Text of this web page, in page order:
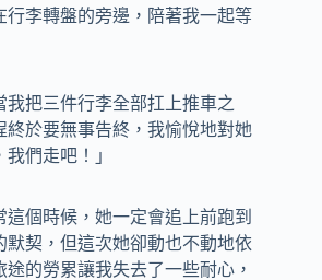
行李轉盤的旁邊，陪著我一起等
把三件行李全部扛上推車之
終於要無事告終，我愉悅地對她
們走吧！」
個時候，她一定會追上前跑到
默契，但這次她卻動也不動地依
的勞累讓我失去了一些耐心，